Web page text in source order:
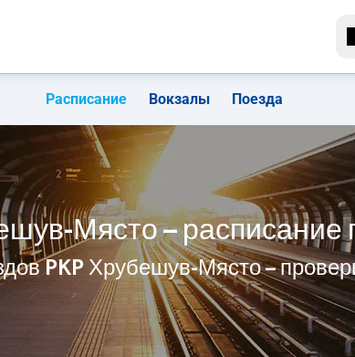
Расписание Вокзалы Поезда
Място – расписание
PKP Хрубешув-Място –